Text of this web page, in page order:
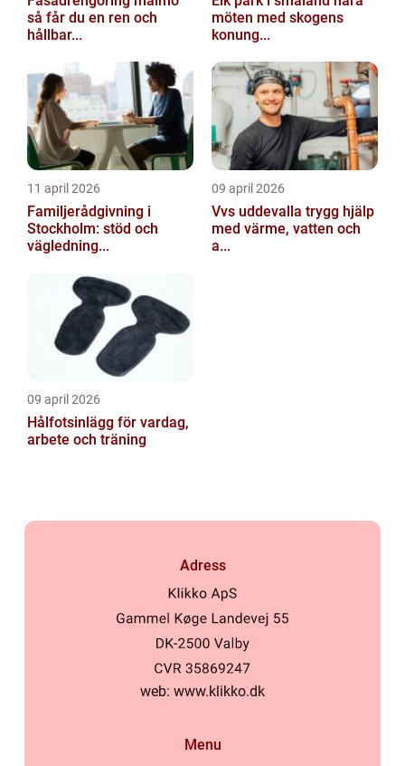
så får du en ren och
hållbar...
möten med skogens
konung...
11 april 2026
Familjerådgivning i
Stockholm: stöd och
vägledning...
09 april 2026
Vvs uddevalla trygg hjälp
med värme, vatten och
a...
09 april 2026
Hålfotsinlägg för vardag,
arbete och träning
Adress
web: www.klikko.dk
Menu